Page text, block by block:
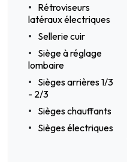
Rétroviseurs
latéraux électriques
Sellerie cuir
Siège à réglage
lombaire
Sièges arrières 1/3
- 2/3
Sièges chauffants
Sièges électriques